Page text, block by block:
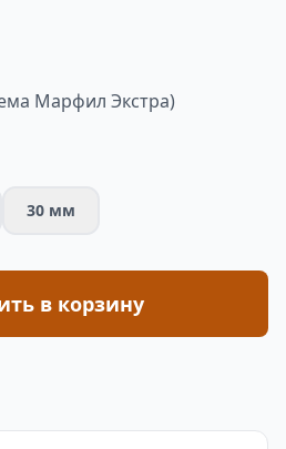
Марфил Экстра)
30 мм
в корзину